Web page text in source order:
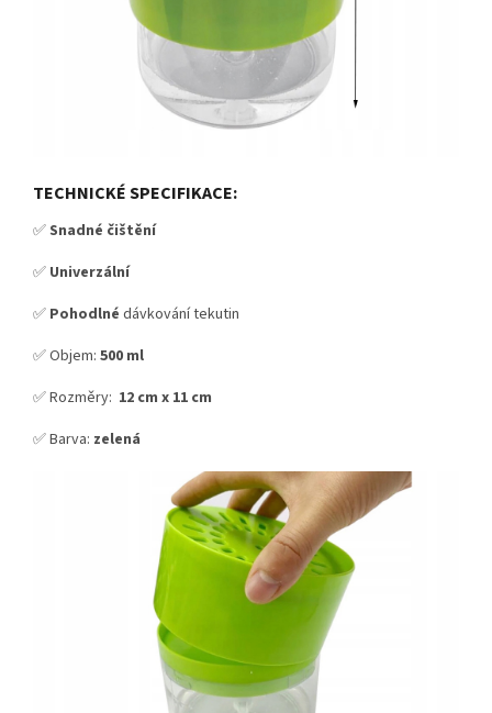
TECHNICKÉ SPECIFIKACE:
✅Snadné čištění
✅ Univerzální
✅ Pohodlné dávkování tekutin
✅ Objem: 500 ml
✅ Rozměry: 12 cm x 11 cm
✅ Barva: zelená